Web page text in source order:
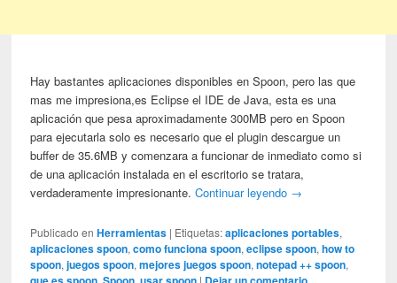
Hay bastantes aplicaciones disponibles en Spoon, pero las que
mas me impresiona,es Eclipse el IDE de Java, esta es una
aplicación que pesa aproximadamente 300MB pero en Spoon
para ejecutarla solo es necesario que el plugin descargue un
buffer de 35.6MB y comenzara a funcionar de inmediato como si
de una aplicación instalada en el escritorio se tratara,
verdaderamente impresionante.Continuar leyendo →
Publicado en Herramientas | Etiquetas: aplicaciones portables,
aplicaciones spoon,como funciona spoon,eclipse spoon,how to
spoon,juegos spoon,mejores juegos spoon,notepad ++ spoon,